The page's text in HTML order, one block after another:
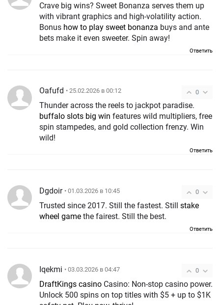
Crave big wins? Sweet Bonanza serves them up
with vibrant graphics and high-volatility action.
Bonus how to play sweet bonanza buys and ante
bets make it even sweeter. Spin away!
Ответить
0
Oafufd • 25.02.2026 в 00:12
Thunder across the reels to jackpot paradise.
buffalo slots big win features wild multipliers, free
spin stampedes, and gold collection frenzy. Win
wild!
Ответить
0
Dgdoir • 01.03.2026 в 10:45
Trusted since 2017. Still the fastest. Still stake
wheel game the fairest. Still the best.
Ответить
0
Iqekmi • 03.03.2026 в 04:47
DraftKings casino Casino: Non-stop casino power.
Unlock 500 spins on top titles with $5 + up to $1K